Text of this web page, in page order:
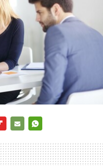
MAIL